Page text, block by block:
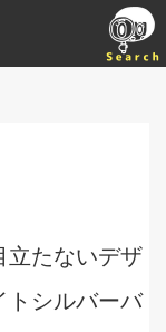
立たないデザ
トシルバーバ